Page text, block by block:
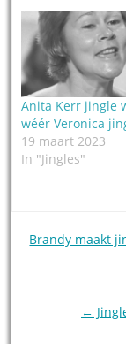
Anita Kerr jingle
wéér Veronica
19 maart 2023
In "Jingles"
Post
Brandy maakt
←